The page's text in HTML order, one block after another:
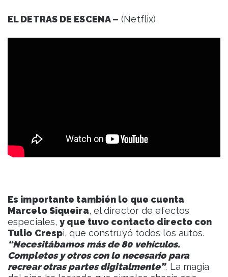
EL DETRAS DE ESCENA – (Netflix)
Es importante también lo que cuenta
Marcelo Siqueira, el director de efectos
especiales,y que tuvo contacto directo con
Tulio Crespi, que construyó todos los autos.
“Necesitábamos más de 80 vehículos.
Completos y otros con lo necesario para
recrear otras partes digitalmente”. La magia